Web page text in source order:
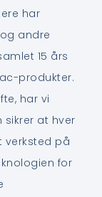
har
andre
15 års
produkter.
har vi
sikrer at hver
verksted på
for